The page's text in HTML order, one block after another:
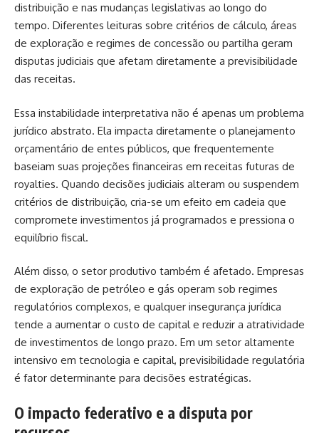
distribuição e nas mudanças legislativas ao longo do
tempo. Diferentes leituras sobre critérios de cálculo, áreas
de exploração e regimes de concessão ou partilha geram
disputas judiciais que afetam diretamente a previsibilidade
das receitas.
Essa instabilidade interpretativa não é apenas um problema
jurídico abstrato. Ela impacta diretamente o planejamento
orçamentário de entes públicos, que frequentemente
baseiam suas projeções financeiras em receitas futuras de
royalties. Quando decisões judiciais alteram ou suspendem
critérios de distribuição, cria-se um efeito em cadeia que
compromete investimentos já programados e pressiona o
equilíbrio fiscal.
Além disso, o setor produtivo também é afetado. Empresas
de exploração de petróleo e gás operam sob regimes
regulatórios complexos, e qualquer insegurança jurídica
tende a aumentar o custo de capital e reduzir a atratividade
de investimentos de longo prazo. Em um setor altamente
intensivo em tecnologia e capital, previsibilidade regulatória
é fator determinante para decisões estratégicas.
O impacto federativo e a disputa por